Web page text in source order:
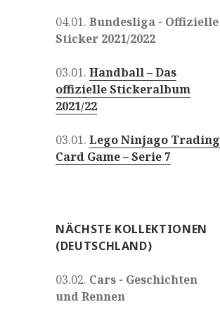
04.01.Bundesliga - Offizielle
Sticker 2021/2022
03.01.Handball – Das
offizielle Stickeralbum
2021/22
03.01.Lego Ninjago Trading
Card Game – Serie 7
NÄCHSTE KOLLEKTIONEN
(DEUTSCHLAND)
03.02. Cars - Geschichten
und Rennen